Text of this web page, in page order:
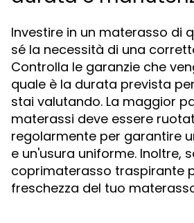
Investire in un materasso di
sé la necessità di una
Controlla le garanzie che
quale è la durata prevista
stai valutando. La maggior
materassi deve essere
regolarmente per garantire
e un'usura uniforme. Inoltre,
coprimaterasso traspirante
freschezza del tuo